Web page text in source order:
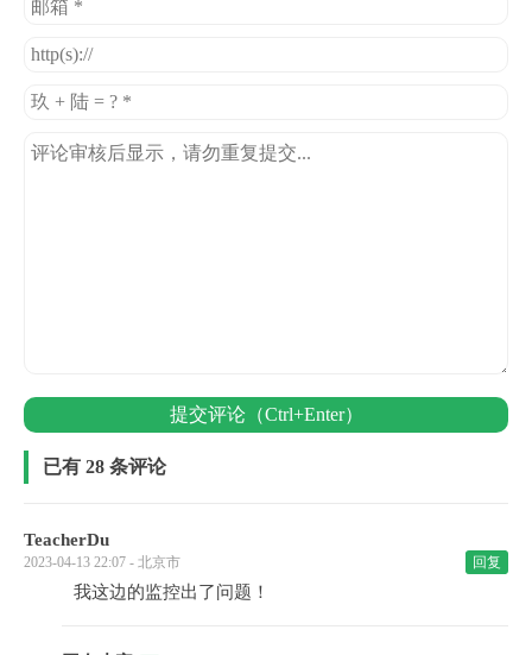
提交评论（Ctrl+Enter）
已有 28 条评论
TeacherDu
2023-04-13 22:07 - 北京市 回复
我这边的监控出了问题！